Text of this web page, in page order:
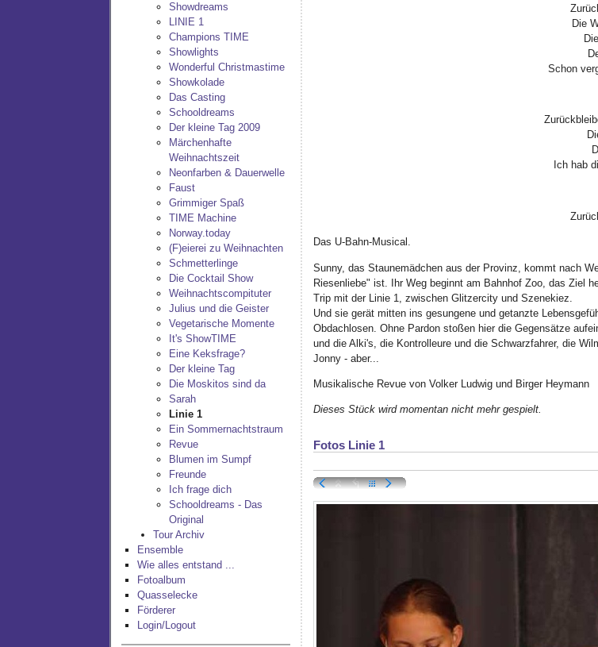
Showdreams
LINIE 1
Champions TIME
Showlights
Wonderful Christmastime
Showkolade
Das Casting
Schooldreams
Der kleine Tag 2009
Märchenhafte
Weihnachtszeit
Neonfarben & Dauerwelle
Faust
Grimmiger Spaß
TIME Machine
Norway.today
(F)eierei zu Weihnachten
Schmetterlinge
Die Cocktail Show
Weihnachtscompituter
Julius und die Geister
Vegetarische Momente
It's ShowTIME
Eine Keksfrage?
Der kleine Tag
Die Moskitos sind da
Sarah
Linie 1
Ein Sommernachtstraum
Revue
Blumen im Sumpf
Freunde
Ich frage dich
Schooldreams - Das
Original
Tour Archiv
Ensemble
Wie alles entstand ...
Fotoalbum
Quasselecke
Förderer
Login/Logout
Die
Schon
Ich hab
Das U-Bahn-Musical.
Sunny, das Staunemädchen aus der Provinz, kommt nach
Riesenliebe" ist. Ihr Weg beginnt am Bahnhof Zoo, das Ziel
Trip mit der Linie 1, zwischen Glitzercity und Szenekiez.
Und sie gerät mitten ins gesungene und getanzte
Obdachlosen. Ohne Pardon stoßen hier die Gegensätze
und die Alki's, die Kontrolleure und die Schwarzfahrer, die
Jonny - aber...
Musikalische Revue von Volker Ludwig und Birger Heymann
Dieses Stück wird momentan nicht mehr gespielt.
Fotos Linie 1